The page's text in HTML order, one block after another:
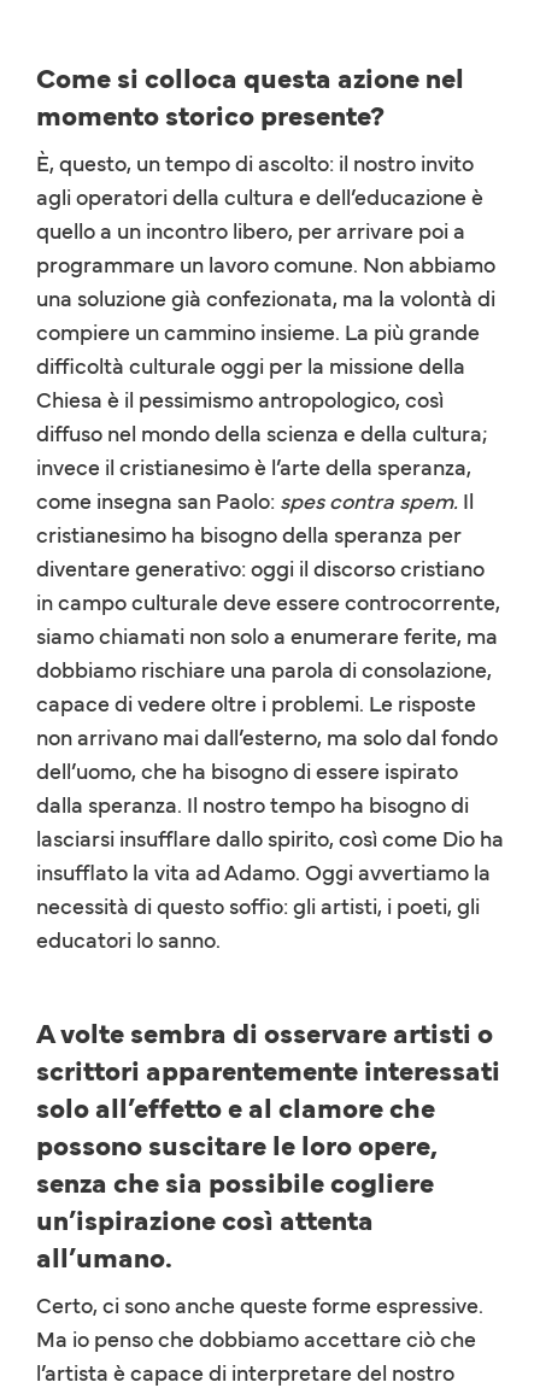
Come si colloca questa azione nel
momento storico presente?
È, questo, un tempo di ascolto: il nostro invito
agli operatori della cultura e dell’educazione è
quello a un incontro libero, per arrivare poi a
programmare un lavoro comune. Non abbiamo
una soluzione già confezionata, ma la volontà di
compiere un cammino insieme. La più grande
difficoltà culturale oggi per la missione della
Chiesa è il pessimismo antropologico, così
diffuso nel mondo della scienza e della cultura;
invece il cristianesimo è l’arte della speranza,
come insegna san Paolo: spes contra spem. Il
cristianesimo ha bisogno della speranza per
diventare generativo: oggi il discorso cristiano
in campo culturale deve essere controcorrente,
siamo chiamati non solo a enumerare ferite, ma
dobbiamo rischiare una parola di consolazione,
capace di vedere oltre i problemi. Le risposte
non arrivano mai dall’esterno, ma solo dal fondo
dell’uomo, che ha bisogno di essere ispirato
dalla speranza. Il nostro tempo ha bisogno di
lasciarsi insufflare dallo spirito, così come Dio ha
insufflato la vita ad Adamo. Oggi avvertiamo la
necessità di questo soffio: gli artisti, i poeti, gli
educatori lo sanno.
A volte sembra di osservare artisti o
scrittori apparentemente interessati
solo all’effetto e al clamore che
possono suscitare le loro opere,
senza che sia possibile cogliere
un’ispirazione così attenta
all’umano.
Certo, ci sono anche queste forme espressive.
Ma io penso che dobbiamo accettare ciò che
l’artista è capace di interpretare del nostro